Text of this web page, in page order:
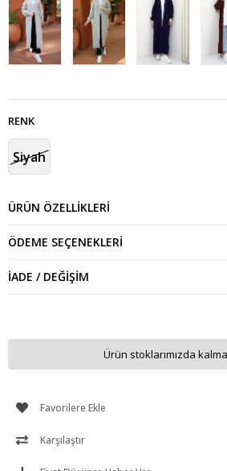
RENK
Siyah
ÜRÜN ÖZELLIKLERI
ÖDEME SEÇENEKLERI
İADE / DEĞIŞIM
Ürün stoklarımızda
Favorilere Ekle
Karşılaştır